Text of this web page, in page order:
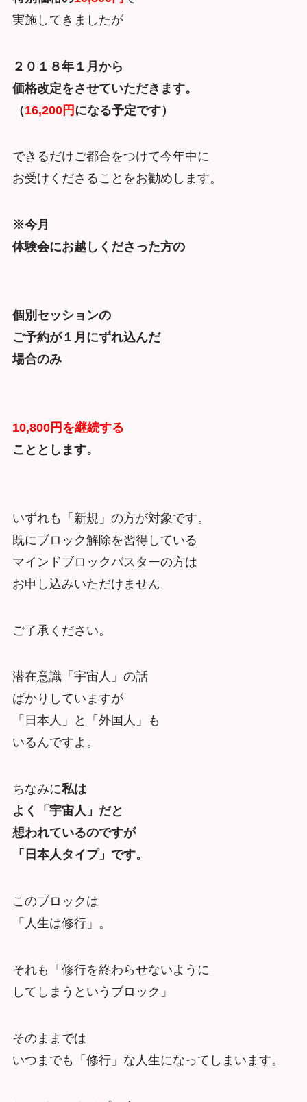
実施してきましたが
２０１８年１月から
価格改定をさせていただきます。
（16,200円 になる予定です）
できるだけご都合をつけて今年中に
お受けくださることをお勧めします。
※今月
体験会にお越しくださった方の
個別セッションの
ご予約が１月にずれ込んだ
場合のみ
10,800円を継続する
こととします。
いずれも「新規」の方が対象です。
既にブロック解除を習得している
マインドブロックバスターの方は
お申し込みいただけません。
ご了承ください。
潜在意識「宇宙人」の話
ばかりしていますが
「日本人」と「外国人」も
いるんですよ。
ちなみに私は
よく「宇宙人」だと
想われているのですが
「日本人タイプ」です。
このブロックは
「人生は修行」。
それも「修行を終わらせないように
してしまうというブロック」
そのままでは
いつまでも「修行」な人生になってしまいます。